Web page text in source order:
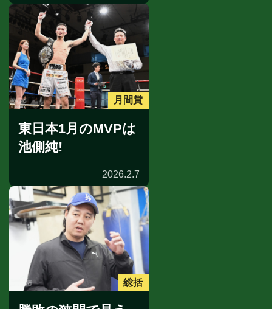
月間賞
東日本1月のMVPは
池側純!
2026.2.7
総括